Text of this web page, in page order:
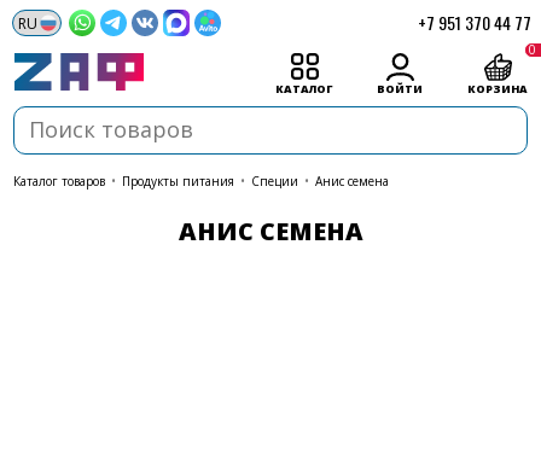
+7 951 370 44 77
КАТАЛОГ ВОЙТИ КОРЗИНА
0
каталог товаров • Продукты питания • Специи • Анис семена
АНИС СЕМЕНА